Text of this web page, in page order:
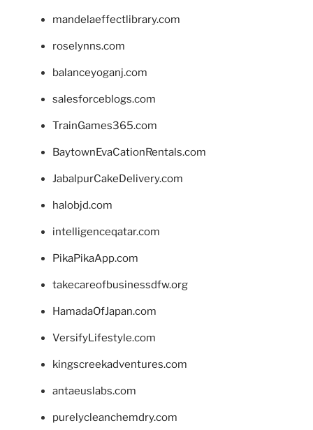
mandelaeffectlibrary.com
roselynns.com
balanceyoganj.com
salesforceblogs.com
TrainGames365.com
BaytownEvaCationRentals.com
JabalpurCakeDelivery.com
halobjd.com
intelligenceqatar.com
PikaPikaApp.com
takecareofbusinessdfw.org
HamadaOfJapan.com
VersifyLifestyle.com
kingscreekadventures.com
antaeuslabs.com
purelycleanchemdry.com